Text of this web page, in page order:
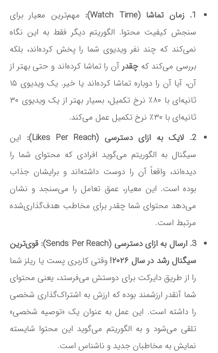
1. زمان تماشا (Watch Time):
مهم‌ترین معیار برای
سنجش کیفیت محتوا. الگوریتم دیگر فقط به این نگاه
نمی‌کند که چند نفر ویدیوی شما را پخش کرده‌اند، بلکه
بررسی می‌کند کهچقدر آن را تماشا کرده‌اند و حتی بهتر از
آن، آیا آن را دوباره تماشا کرده‌اند یا خیر
. یک ویدیوی ۱۵
ثانیه‌ای با ۸۰٪ نرخ تکمیل، بسیار بهتر از یک ویدیوی ۳۰
ثانیه‌ای با ۳۰٪ نرخ تکمیل عمل می‌کند.
2. لایک به ازای دسترسی (Likes Per Reach):
این
سیگنال به الگوریتم می‌گوید افرادی که محتوای شما را
دیده‌اند، واقعاً آن را دوست داشته‌اند و برایشان جذاب
بوده است. این معیار، عمق تعامل را می‌سنجد و نشان
می‌دهد محتوای شما چقدر برای مخاطب هدف‌گذاری‌شده
مرتبط است.
3. ارسال به ازای دسترسی (Sends Per Reach):
قوی‌ترین
سیگنال رشد در سال ۲۰۲۶!
وقتی کاربری پست یا ریلز شما
را از طریق دایرکت برای دوستش می‌فرستد، یعنی محتوای
شما آنقدر ارزشمند بوده که ارزش به اشتراک‌گذاری شخصی
را داشته است. این عمل به عنوان یک «توصیه شخصی»
تلقی می‌شود و به الگوریتم می‌گوید این محتوا شایسته
نمایش به مخاطبان جدید و ناشناس است.